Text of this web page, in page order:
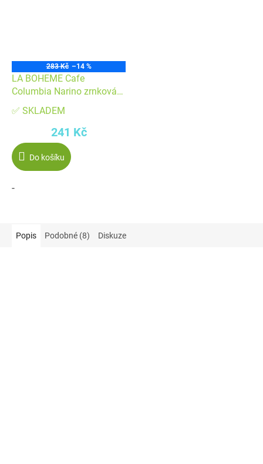
283 Kč –14 %
LA BOHEME Cafe
Columbia Narino zrnková
226 g
✅ SKLADEM
241 Kč
Do košíku
-
Popis Podobné (8) Diskuze